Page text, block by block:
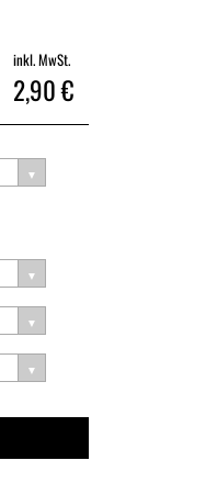
inkl. MwSt.
2,90 €